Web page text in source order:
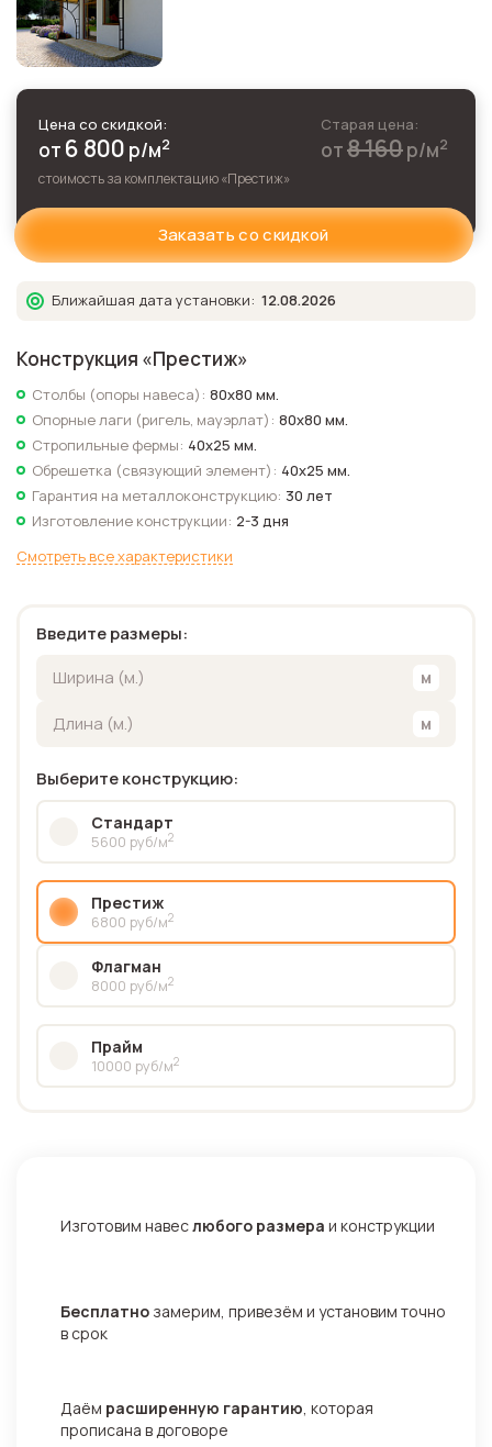
Введите размеры:
Выберите конструкцию:
Стандарт
5600 руб/м2
Престиж
6800 руб/м2
Флагман
8000 руб/м2
Прайм
10000 руб/м2
Цена со скидкой:
от 6 800 р/м2
Старая цена:
от8 160р/м2
стоимость за комплектацию «Престиж»
Заказать со скидкой
Ближайшая дата установки: 12.08.2026
Конструкция «Престиж»
Столбы (опоры навеса): 80х80 мм.
Опорные лаги (ригель, мауэрлат): 80х80 мм.
Стропильные фермы: 40х25 мм.
Обрешетка (связующий элемент): 40х25 мм.
Гарантия на металлоконструкцию: 30 лет
Изготовление конструкции: 2-3 дня
Смотреть все характеристики
Изготовим навеслюбого размера и конструкции
Бесплатно замерим, привезём и установим точно
в срок
Даём расширенную гарантию , которая
прописана в договоре